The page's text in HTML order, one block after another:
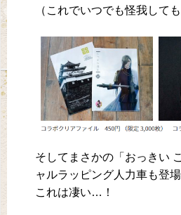
（これでいつでも怪我して
そしてまさかの「おっきい
ャルラッピング人力車も登場
これは凄い…！